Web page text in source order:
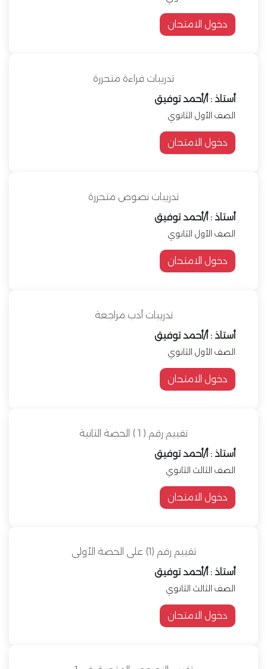
دخول الامتحان
تدريبات قراءة متحررة
أستاذ : أ/أحمد توفيق
الصف الأول الثانوي
دخول الامتحان
تدريبات نصوص متحررة
أستاذ : أ/أحمد توفيق
الصف الأول الثانوي
دخول الامتحان
تدريبات أدب مراجعة
أستاذ : أ/أحمد توفيق
الصف الأول الثانوي
دخول الامتحان
تقييم رقم ( 1 ) الحصة الثانية
أستاذ : أ/أحمد توفيق
الصف الثالث الثانوي
دخول الامتحان
تقييم رقم (1) على الحصة الأولى
أستاذ : أ/أحمد توفيق
الصف الثالث الثانوي
دخول الامتحان